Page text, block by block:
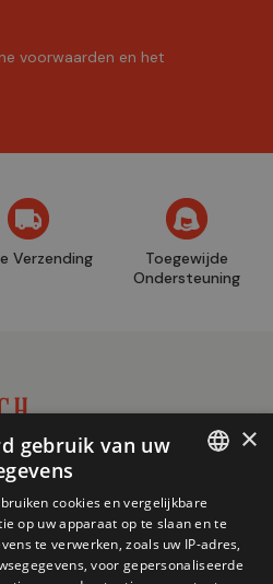
voorwaarden en het
Verzending
Toegewijde
Ondersteuning
FRENCH
×
gebruik van uw
cookies en vergelijkbare
op uw apparaat op te slaan en te
te verwerken, zoals uw IP-adres,
voor gepersonaliseerde